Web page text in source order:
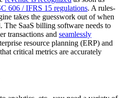
606 / IFRS 15 regulations. A rules-
takes the guesswork out of when
The SaaS billing software needs to
transactions and seamlessly
resource planning (ERP) and
critical metrics are accurately